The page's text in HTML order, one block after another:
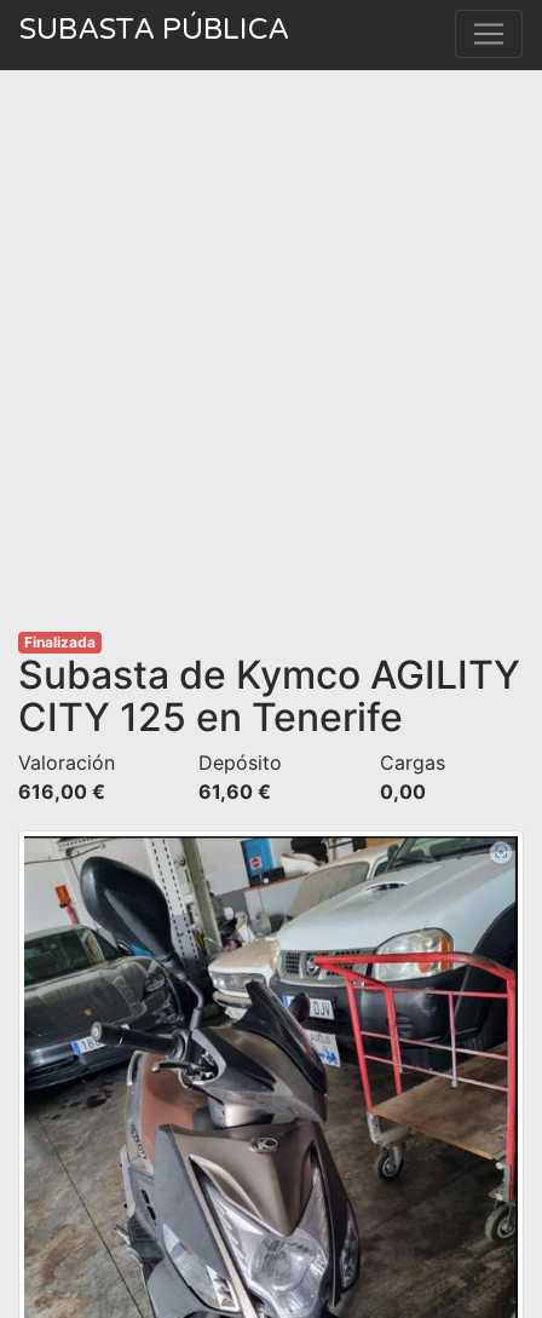
SUBASTA PÚBLICA
Finalizada
Subasta de Kymco AGILITY
CITY 125 en Tenerife
Valoración
616,00 €
Depósito
61,60 €
Cargas
0,00 